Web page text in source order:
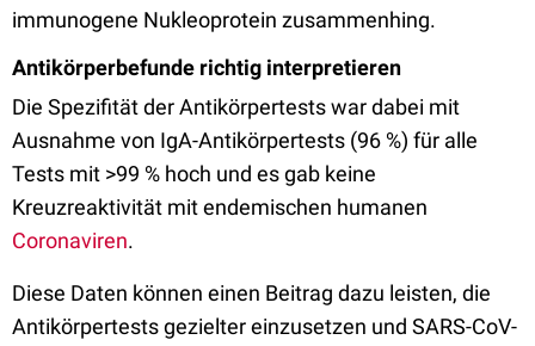
immunogene Nukleoprotein zusammenhing.
Antikörperbefunde richtig interpretieren
Die Spezifität der Antikörpertests war dabei mit
Ausnahme von IgA-Antikörpertests (96 %) für alle
Tests mit >99 % hoch und es gab keine
Kreuzreaktivität mit endemischen humanen
Coronaviren.
Diese Daten können einen Beitrag dazu leisten, die
Antikörpertests gezielter einzusetzen und SARS-CoV-